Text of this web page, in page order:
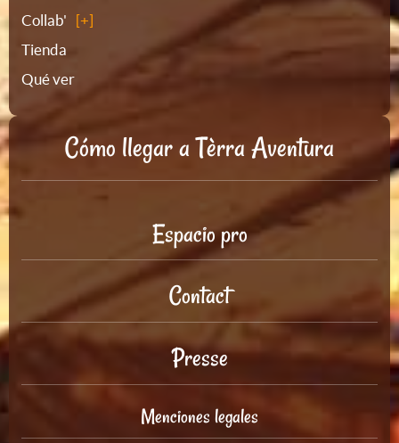
Collab'
Tienda
Qué ver
Cómo llegar a Tèrra Aventura
Espacio pro
Contact
Presse
Menciones legales